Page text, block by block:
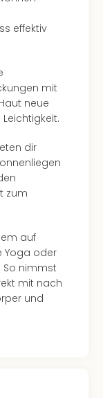
effektiv
mit
neue
dir
zum
auf
Yoga oder
nimmst
mit nach
und